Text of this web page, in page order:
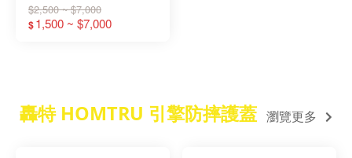
$2,500 ~ $7,000
$1,500 ~ $7,000
轟特 HOMTRU 引擎防摔護蓋 瀏覽更多